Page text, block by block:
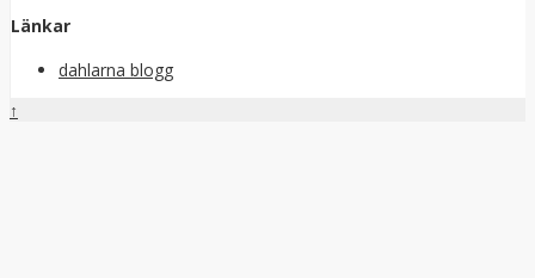
Länkar
dahlarna blogg
↑